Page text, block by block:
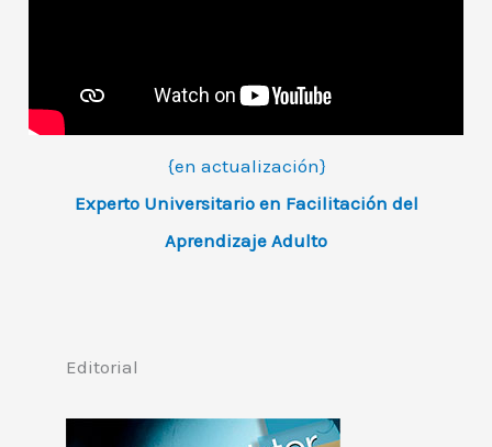
{en actualización}
Experto Universitario en Facilitación del
Aprendizaje Adulto
Editorial